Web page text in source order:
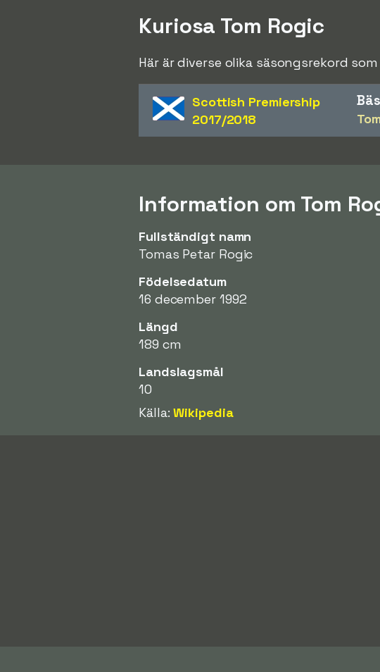
Kuriosa Tom Rogic
Här är diverse olika säsongsrekord
Scottish Premiership
2017/2018
Information om Tom
Fullständigt namn
Tomas Petar Rogic
Födelsedatum
16 december 1992
Längd
189 cm
Landslagsmål
10
Källa:Wikipedia